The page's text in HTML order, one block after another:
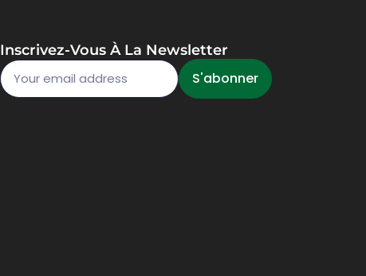
Inscrivez-Vous À La Newsletter
S'abonner